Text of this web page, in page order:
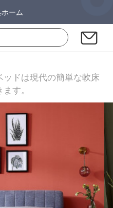
ーム
ドは現代の簡単な軟床
す。